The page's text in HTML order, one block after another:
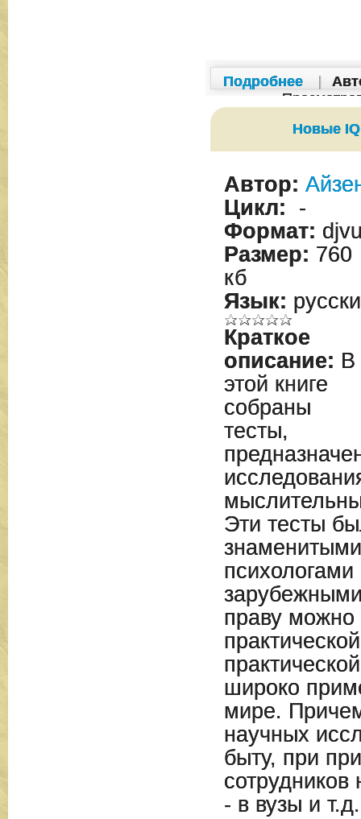
Подробнее |
Новые
Автор:
Цикл: -
Формат:
Размер: 760
кб
Язык:
Краткое
описание: В
этой книге
собраны
тесты,
Эти тесты
праву можно
широко
мире.
научных
быту, при
сотрудников
- в вузы и